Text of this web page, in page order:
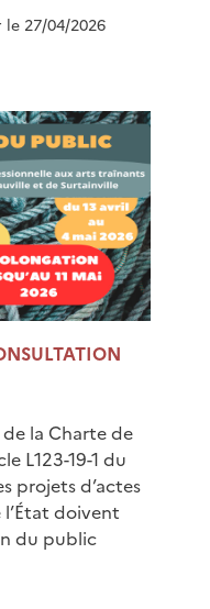
le 27/04/2026
la Charte de
L123-19-1 du
projets d’actes
doivent
du public